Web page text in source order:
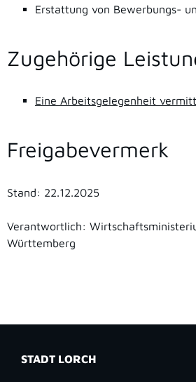
Erstattung von Bewerbungs-
Zugehörige
Eine Arbeitsgelegenheit
Freigabevermerk
Stand: 22.12.2025
Verantwortlich:
Württemberg
STADT LORCH